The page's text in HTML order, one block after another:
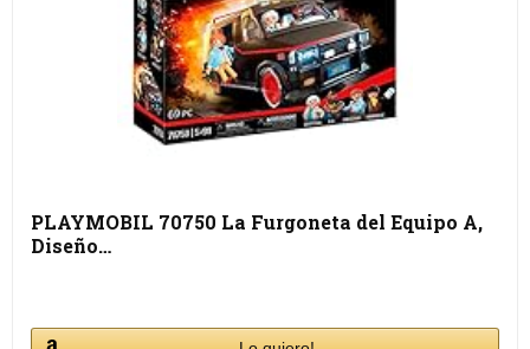
PLAYMOBIL 70750 La Furgoneta del Equipo A,
Diseño…